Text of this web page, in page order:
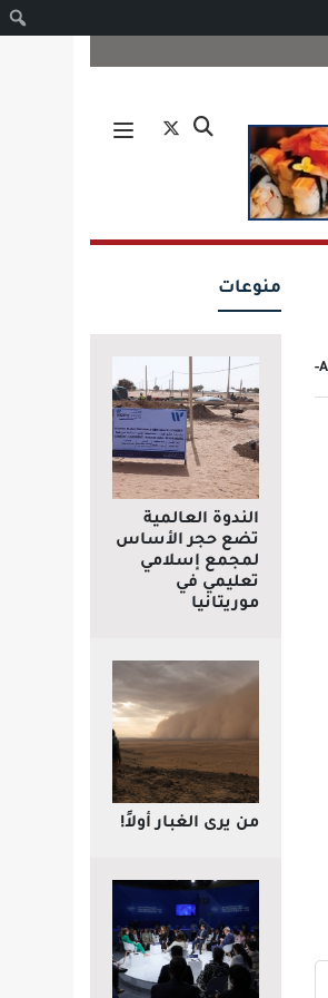
A-
منوعات
الندوة العالمية
تضع حجر الأساس
لمجمع إسلامي
تعليمي في
موريتانيا
من يرى الغبار أولاً!